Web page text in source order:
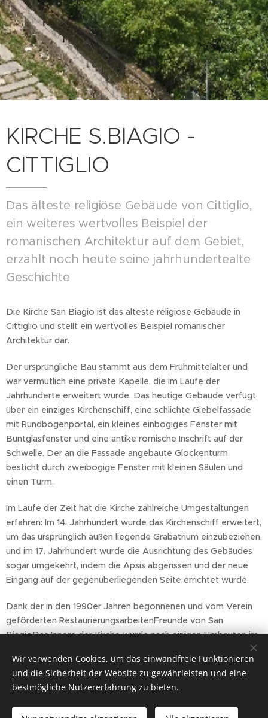
KIRCHE S.BIAGIO -
CITTIGLIO
Das älteste religiöse Gebäude von Cittiglio,
ein weiteres wertvolles Beispiel der
romanischen Architektur auf dem Gebiet,
erzählt noch heute seine jahrhundertealte
Geschichte
Die Kirche San Biagio ist das älteste religiöse Gebäude in
Cittiglio und stellt ein wertvolles Beispiel romanischer
Architektur dar.
Der ursprüngliche Bau stammt aus dem Frühmittelalter und
war vermutlich eine private Kapelle, die im Laufe der
Jahrhunderte erweitert wurde. Das heutige Gebäude verfügt
über ein einziges Kirchenschiff, eine schlichte Giebelfassade
mit Rundbogenportal, ein kleines einbogiges Fenster mit
Buntglasfenster und eine antike römische Inschrift auf der
Schwelle. Der an die Fassade angebaute Glockenturm
besticht durch zweibogige Fenster mit kleinen Säulen und
einen Turm.
Im Laufe der Zeit hat die Kirche zahlreiche Umgestaltungen
erfahren: Im 14. Jahrhundert wurde das Kirchenschiff erweitert,
um das ursprünglich außen liegende Grabatrium einzubeziehen,
und im 17. Jahrhundert wurde die Ausrichtung des Gebäudes
sogar umgekehrt, indem die Apsis abgerissen und der neue
Eingang auf der gegenüberliegenden Seite errichtet wurde.
Dank der in den 1990er Jahren begonnenen und vom Verein
geförderten RestaurierungsarbeitenFreunde von San
BiagioDas Innere der Kirche wurde nach einigen Umbauten im
Der Saal ist von einem freiliegenden Holzfachwerkdach
bedeckt und bewahrt ein Antependium aus dem 18.
Wir verwenden Cookies, um das einwandfreie Funktionieren
und die Sicherheit der Website zu gewährleisten und eine
bestmögliche Nutzererfahrung zu bieten.